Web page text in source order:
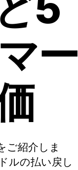
ー
ご紹介しま
ルの払い戻し